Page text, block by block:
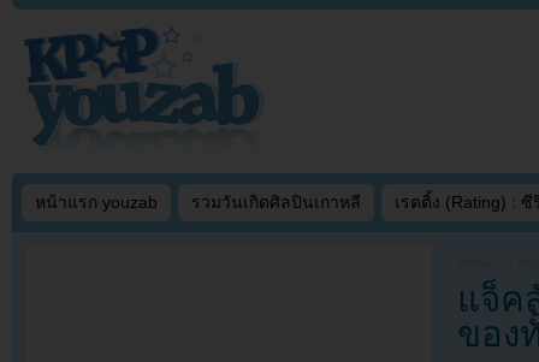
หน้าแรก youzab รวมวันเกิดศิลปินเกาหลี เรตติ้ง (Rating) : ซี
แจ็ค
ของ